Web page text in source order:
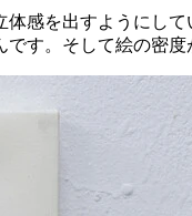
感を出すようにし
す。そして絵の密度